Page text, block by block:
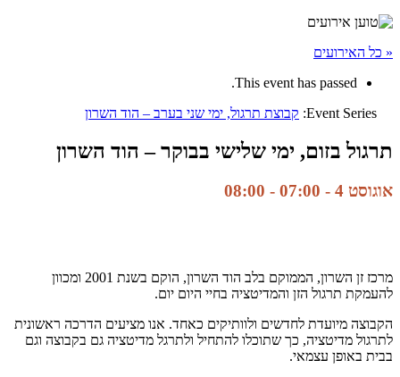
« כל האירועים
This event has passed.
Event Series: קבוצת תרגול, ימי שני בערב – הוד השרון
תרגול בזום, ימי שלישי בבוקר – הוד השרון
אוגוסט 4 - 07:00 -
08:00
מרכז זן השרון, הממוקם בלב הוד השרון, הוקם בשנת 2001 ומכוון
להעמקת תרגול הזן והמדיטציה בחיי היום יום.
הקבוצה מיועדת לחדשים ולוותיקים כאחד. אנו מציעים הדרכה ראשונית
לתרגול מדיטציה, כך שתוכלו להתחיל ולתרגל מדיטציה גם בקבוצה וגם
בבית באופן עצמאי.